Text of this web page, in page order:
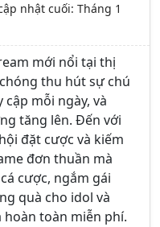
nhật cuối: Tháng 1
mới nổi tại thị
thu hút sự chú
mỗi ngày, và
tăng lên. Đến với
đặt cược và kiếm
đơn thuần mà
cược, ngắm gái
quà cho idol và
toàn miễn phí.